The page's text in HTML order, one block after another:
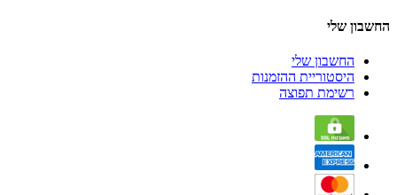
החשבון שלי
החשבון שלי
היסטוריית ההזמנות
רשימת תפוצה